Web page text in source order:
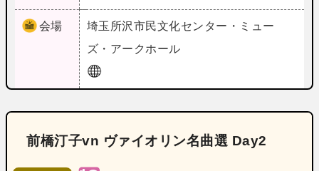
会場 埼玉 所沢市民文化センター・ミュー
ズ・アークホール
前橋汀子vn ヴァイオリン名曲選 Day2